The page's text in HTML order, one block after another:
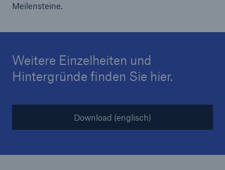
Meilensteine.
Weitere Einzelheiten und
Hintergründe finden Sie hier.
Download (englisch)
Lösungen
Sachdeckung durch einen leistungsfähigen